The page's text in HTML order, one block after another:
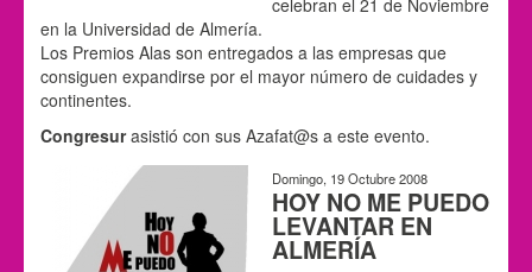
celebran el 21 de Noviembre
en la Universidad de Almería.
Los Premios Alas son entregados a las empresas que
consiguen expandirse por el mayor número de cuidades y
continentes.
Congresurasistió con sus Azafat@s a este evento.
Domingo, 19 Octubre 2008
HOY NO ME PUEDO
LEVANTAR EN
ALMERÍA